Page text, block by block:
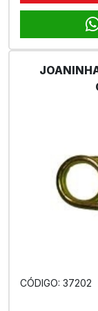
CÓDIGO: 37202